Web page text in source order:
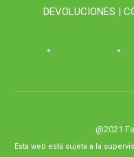
DEVOLUCIONES |
@2021
Esta web está sujeta a la